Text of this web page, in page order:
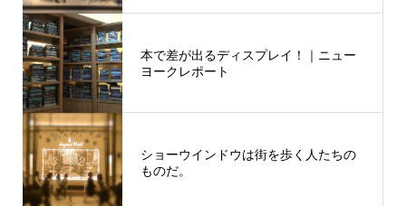
本で差が出るディスプレイ！｜ニュー
ヨークレポート
ショーウインドウは街を歩く人たちの
ものだ。